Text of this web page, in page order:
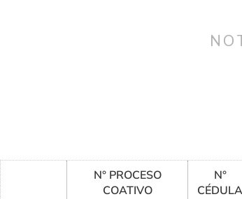
N° PROCESO
COATIVO
N°
CÉDULA